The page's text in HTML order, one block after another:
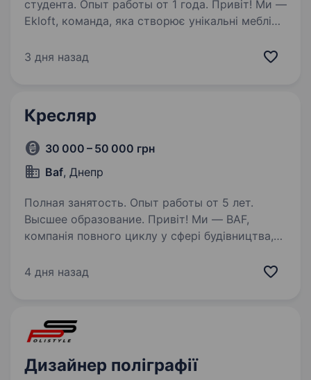
студента. Опыт работы от 1 года. Привіт! Ми —
Ekloft, команда, яка створює унікальні меблі
ти мрієш працювати в творчій атмосфері,
3 дня назад
Кресляр
30 000 – 50 000 грн
Baf, Днепр
Полная занятость. Опыт работы от 5 лет.
Высшее образование. Привіт! Ми — BAF,
компанія повного циклу у сфері будівництва,
мета — створювати сучасні, зручні та стильні
4 дня назад
Дизайнер поліграфії